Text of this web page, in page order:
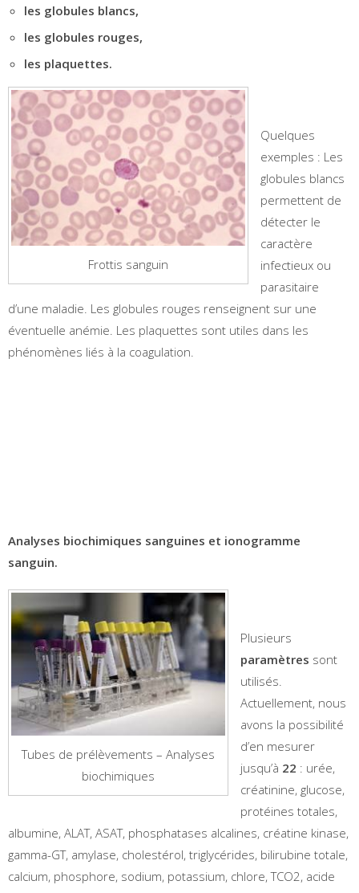
les globules blancs,
les globules rouges,
les plaquettes.
Frottis sanguin
Quelques
exemples : Les
globules blancs
permettent de
détecter le
caractère
infectieux ou
parasitaire
d’une maladie. Les globules rouges renseignent sur une
éventuelle anémie. Les plaquettes sont utiles dans les
phénomènes liés à la coagulation.
Analyses biochimiques sanguines et ionogramme
sanguin.
Tubes de prélèvements – Analyses
biochimiques
Plusieurs
paramètres sont
utilisés.
Actuellement, nous
avons la possibilité
d’en mesurer
jusqu’à 22 : urée,
créatinine, glucose,
protéines totales,
albumine, ALAT, ASAT, phosphatases alcalines, créatine kinase,
gamma-GT, amylase, cholestérol, triglycérides, bilirubine totale,
calcium, phosphore, sodium, potassium, chlore, TCO2, acide